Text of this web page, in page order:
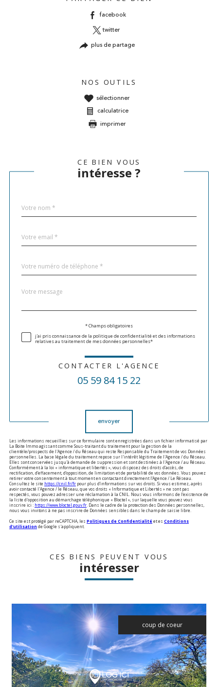
facebook
twitter
plus de partage
NOS OUTILS
sélectionner
calculatrice
imprimer
CE BIEN VOUS
intéresse ?
par
*
*
*
Fieldset
Message
*
* Champs obligatoires
j'ai pris connaissance de la politique de confidentialité et des informations
relatives au traitement de mes données personnelles*
CONTACTER L'AGENCE
05 59 84 15 22
envoyer
Les informations recueillies sur ce formulaire sont enregistrées dans un fichier informatisé par
La Boite Immo agissant comme Sous-traitant du traitement pour la gestion de la
clientèle/prospects de l'Agence / du Réseau qui reste Responsable du Traitement de vos Données
personnelles. La base légale du traitement repose sur l'intérêt légitime de l'Agence / du Réseau.
Elles sont conservées jusqu'à demande de suppression et sont destinées à l'Agence / au Réseau.
Conformément à la loi « informatique et libertés », vous disposez des droits d’accès, de
rectification, d’effacement, d’opposition, de limitation et de portabilité de vos données. Vous pouvez
retirer votre consentement à tout moment en contactant directement l’Agence / Le Réseau.
Consultez le site https://cnil.fr/fr pour plus d’informations sur vos droits. Si vous estimez, après
avoir contacté l'Agence / le Réseau, que vos droits « Informatique et Libertés » ne sont pas
respectés, vous pouvez adresser une réclamation à la CNIL. Nous vous informons de l’existence de
la liste d'opposition au démarchage téléphonique « Bloctel », sur laquelle vous pouvez vous
inscrire ici : https://www.bloctel.gouv.fr . Dans le cadre de la protection des Données personnelles,
nous vous invitons à ne pas inscrire de Données sensibles dans le champ de saisie libre.
Ce site est protégé par reCAPTCHA, les Politiques de Confidentialité et es Conditions
d'utilisation de Google s'appliquent.
CES BIENS PEUVENT VOUS
intéresser
coup de coeur
voir le bien